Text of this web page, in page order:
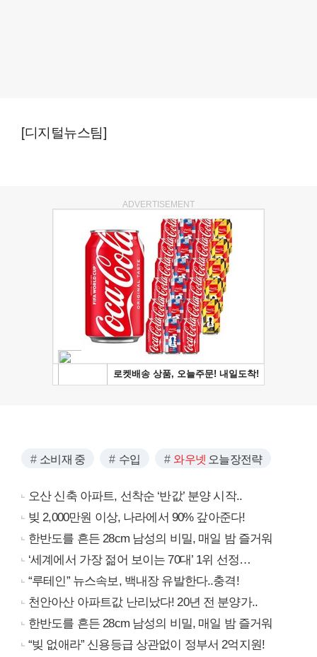
[디지털뉴스팀]
ADVERTISEMENT
소비재 중 수입 와우넷 오늘장전략
오산 신축 아파트, 선착순 ‘반값’ 분양 시작..
빚 2,000만원 이상, 나라에서 90% 갚아준다!
한반도를 흔든 28cm 남성의 비밀, 매일 밤 즐거워
‘세계에서 가장 젊어 보이는 70대’ 1위 선정…
“루테인” 뉴스속보, 백내장 유발한다..충격!
천안아산 아파트값 난리났다! 20년 전 분양가..
한반도를 흔든 28cm 남성의 비밀, 매일 밤 즐거워
“빚 없애라” 신용등급 상관없이 정부서 2억지원!